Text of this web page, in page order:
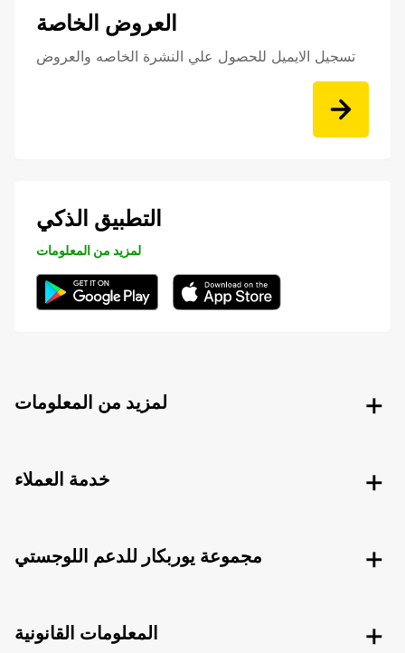
العروض الخاصة
تسجيل الايميل للحصول علي النشرة الخاصه والعروض
التطبيق الذكي
لمزيد من المعلومات
لمزيد من المعلومات
خدمة العملاء
مجموعة يوربكار للدعم اللوجستي
المعلومات القانونية